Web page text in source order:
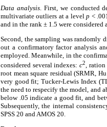
Data analysis. First, we conducted
multivariate outliers at a levelp <
and in the rank ± 1.5 were
Second, the sampling was randomly
out a confirmatory factor analysis
employed. Meanwhile, in the
considered several indexes: c2, ration
root mean square residual (SRMR,
very good fit; Tucker-Lewis Index
the need to respecify the model, and
below .05 indicate a good fit, and
Subsequently, the internal
SPSS 20 and AMOS 20.